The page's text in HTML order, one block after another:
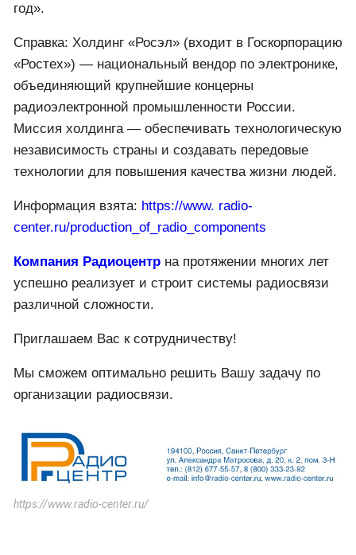
год».
Справка: Холдинг «Росэл» (входит в Госкорпорацию
«Ростех») — национальный вендор по электронике,
объединяющий крупнейшие концерны
радиоэлектронной промышленности России.
Миссия холдинга — обеспечивать технологическую
независимость страны и создавать передовые
технологии для повышения качества жизни людей.
Информация взята: https://www. radio-
center.ru/production_of_radio_components
Компания Радиоцентр на протяжении многих лет
успешно реализует и строит системы радиосвязи
различной сложности.
Приглашаем Вас к сотрудничеству!
Мы сможем оптимально решить Вашу задачу по
организации радиосвязи.
https://www.radio-center.ru/